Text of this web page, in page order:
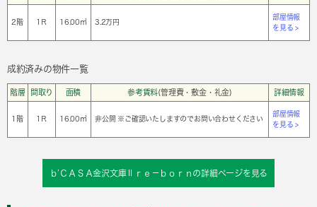
2階 1Ｒ 16.00㎡ 3.2万円
部屋情報
を見る >
成約済みの物件一覧
階層 間取り 面積 参考賃料(管理費・敷金・礼金) 詳細情報
1階 1Ｒ 16.00㎡ 非公開 ※ご確認いたしますのでお問い合わせください
部屋情報
を見る >
ｂ’ＣＡＳＡ金沢文庫Ⅱｒｅ－ｂｏｒｎの詳細ページを見る